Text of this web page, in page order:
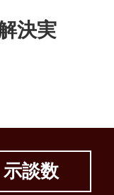
決実
示談数